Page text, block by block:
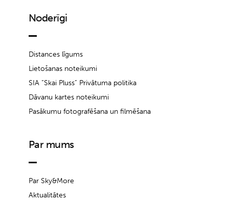
Noderīgi
Distances līgums
Lietošanas noteikumi
SIA “Skai Pluss” Privātuma politika
Dāvanu kartes noteikumi
Pasākumu fotografēšana un filmēšana
Par mums
Par Sky&More
Aktualitātes